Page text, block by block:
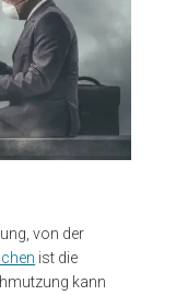
von der
ist die
kann